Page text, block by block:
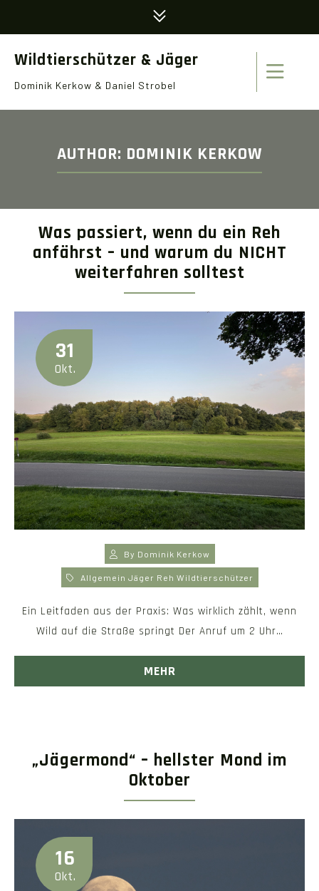
Wildtierschützer & Jäger
Dominik Kerkow & Daniel Strobel
AUTHOR: DOMINIK KERKOW
Was passiert, wenn du ein Reh
anfährst – und warum du NICHT
weiterfahren solltest
31
Okt.
By Dominik Kerkow
Allgemein Jäger Reh Wildtierschützer
Ein Leitfaden aus der Praxis: Was wirklich zählt, wenn
Wild auf die Straße springt Der Anruf um 2 Uhr…
MEHR
„Jägermond“ – hellster Mond im
Oktober
16
Okt.